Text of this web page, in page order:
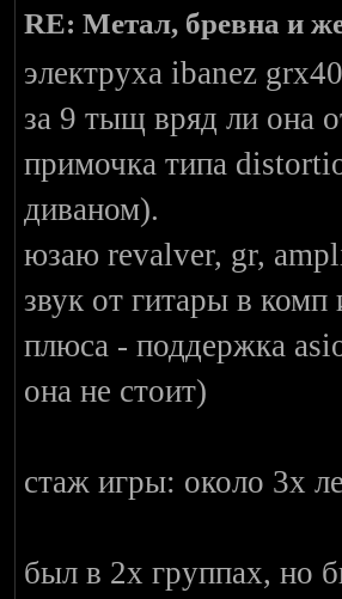
RE: Метал, бревна и
электруха ibanez
за 9 тыщ вряд ли она
примочка типа
диваном).
юзаю revalver, gr,
звук от гитары в
плюса - поддержка
она не стоит)
стаж игры: около 3х
был в 2х группах, но